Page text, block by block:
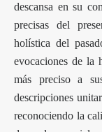
descansa en su
precisas del
holística del
evocaciones de la
más preciso a
descripciones
reconociendo la